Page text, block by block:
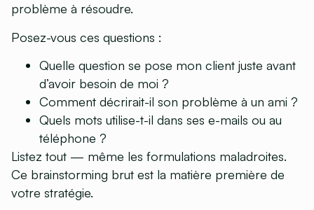
problème à résoudre.
Posez-vous ces questions :
Quelle question se pose mon client juste avant
d’avoir besoin de moi ?
Comment décrirait-il son problème à un ami ?
Quels mots utilise-t-il dans ses e-mails ou au
téléphone ?
Listez tout — même les formulations maladroites.
Ce brainstorming brut est la matière première de
votre stratégie.